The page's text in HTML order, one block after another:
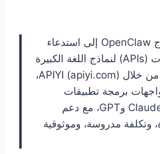
: يحتاج OpenClaw إلى استدعاء
واجهات برمجة تطبيقات (APIs) لنماذج اللغة الكبيرة
لفهم وتوليد المحتوى. من خلال APIYI (apiyi.com)،
برمجة تطبيقات
لمختلف النماذج مثل Claude وGPT، مع دعم
وتكلفة مدروسة، وموثوقية